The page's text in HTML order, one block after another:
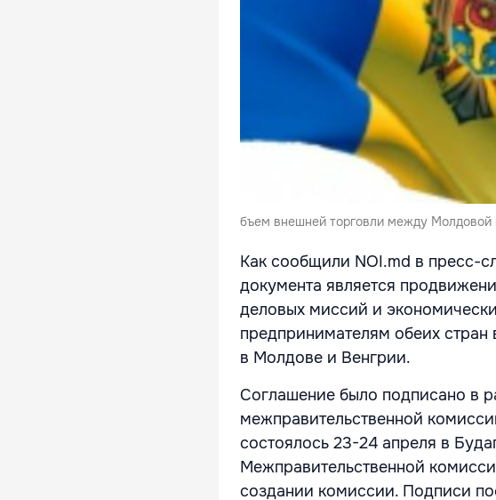
бъем внешней торговли между Молдовой
Как сообщили NOI.md в пресс-
документа является
деловых миссий и
предпринимателям обеих стран
в Молдове и Венгрии.
Соглашение было подписано в
межправительственной
состоялось 23-24 апреля в
Межправительственной
создании комиссии. Подписи